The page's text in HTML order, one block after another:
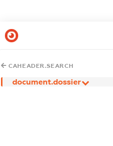
CAHEADER.SEARCH
document.dossier